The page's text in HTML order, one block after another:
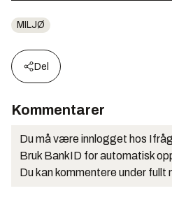
MILJØ
Del
Kommentarer
Du må være innlogget hos
Bruk BankID for automatisk
Du kan kommentere under fullt